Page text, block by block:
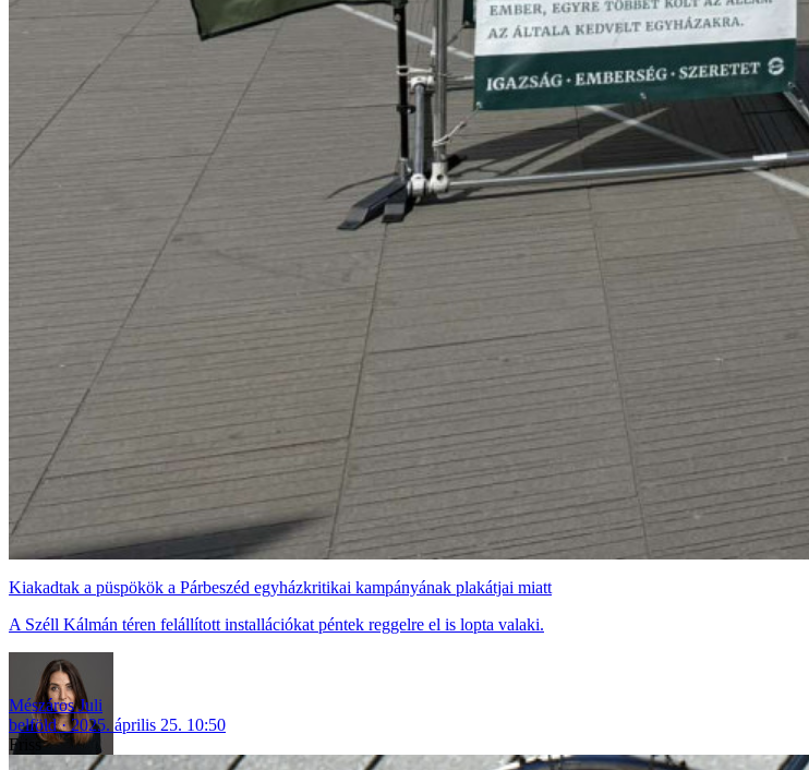
Kiakadtak a püspökök a Párbeszéd egyházkritikai kampányának plakátjai miatt
A Széll Kálmán téren felállított installációkat péntek reggelre el is lopta valaki.
Mészáros Juli
belföld
2025. április 25. 10:50
Friss